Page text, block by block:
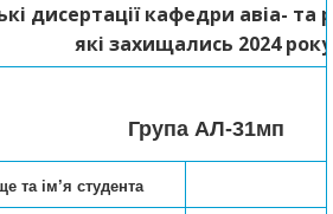
дисертаціїкафедри авіа- та
які захищались 2024 року
Група AЛ-31мп
та ім’я студента